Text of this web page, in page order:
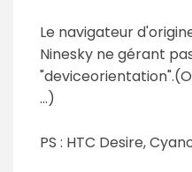
Le navigateur
Ninesky ne gérant
...)
PS : HTC Desire,